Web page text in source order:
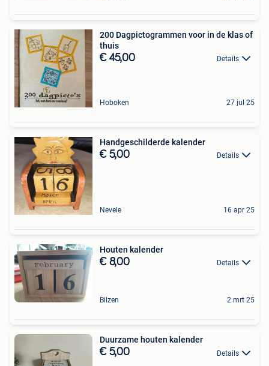
200 Dagpictogrammen voor in de klas of
thuis
€ 45,00 Details
Hoboken 27 jul 25
Handgeschilderde kalender
€ 5,00 Details
Nevele 16 apr 25
Houten kalender
€ 8,00 Details
Bilzen 2 mrt 25
Duurzame houten kalender
€ 5,00 Details